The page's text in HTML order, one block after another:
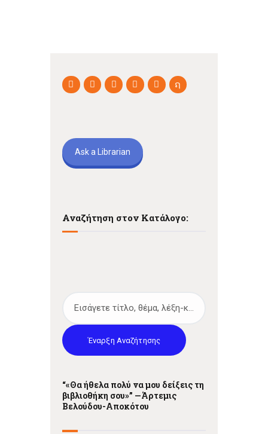
Ask a Librarian
Αναζήτηση στον Κατάλογο:
Έναρξη Αναζήτησης
“«Θα ήθελα πολύ να μου δείξεις τη
βιβλιοθήκη σου»” —Άρτεμις
Βελούδου-Αποκότου